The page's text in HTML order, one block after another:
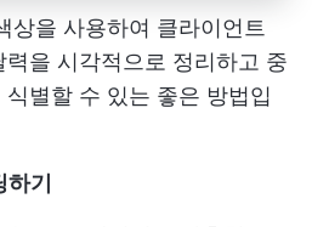
상을 사용하여 클라이언트
을 시각적으로 정리하고 중
별할 수 있는 좋은 방법입
기